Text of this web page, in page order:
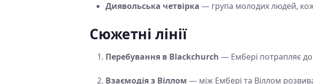
Диявольська четвірка — група молодих людей,
Сюжетні лінії
Перебування в Blackchurch — Ембері потрапляє до
Взаємодія з Віллом — між Ембері та Віллом